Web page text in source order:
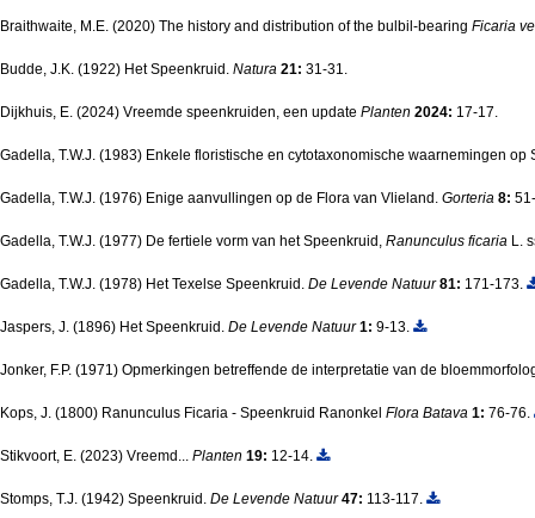
Braithwaite, M.E. (2020) The history and distribution of the bulbil-bearing Ficaria
Budde, J.K. (1922) Het Speenkruid. Natura 21: 31-31.
Dijkhuis, E. (2024) Vreemde speenkruiden, een update Planten 2024: 17-17.
Gadella, T.W.J. (1983) Enkele floristische en cytotaxonomische waarnemingen
Gadella, T.W.J. (1976) Enige aanvullingen op de Flora van Vlieland. Gorteria 8:
Gadella, T.W.J. (1977) De fertiele vorm van het Speenkruid, Ranunculus ficaria L.
Gadella, T.W.J. (1978) Het Texelse Speenkruid. De Levende Natuur 81: 171-173.
Jaspers, J. (1896) Het Speenkruid. De Levende Natuur 1: 9-13.
Jonker, F.P. (1971) Opmerkingen betreffende de interpretatie van de
Kops, J. (1800) Ranunculus Ficaria - Speenkruid Ranonkel Flora Batava 1: 76-76.
Stikvoort, E. (2023) Vreemd... Planten 19: 12-14.
Stomps, T.J. (1942) Speenkruid. De Levende Natuur 47: 113-117.